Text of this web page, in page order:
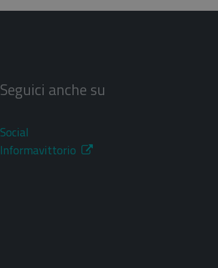
Seguici anche su
Social
Informavittorio